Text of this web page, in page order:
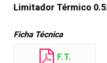
Limitador Térmico
Ficha Técnica
F.T.